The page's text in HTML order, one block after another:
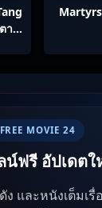
าม
FREE MOVIE 24
น์ฟรี อัปเดต
ง และหนังเต็มเ